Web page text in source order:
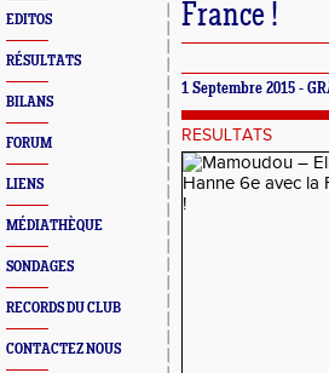
EDITOS
RÉSULTATS
BILANS
FORUM
LIENS
MÉDIATHÈQUE
SONDAGES
RECORDS DU CLUB
CONTACTEZ NOUS
France !
1 Septembre 2015 -
RESULTATS